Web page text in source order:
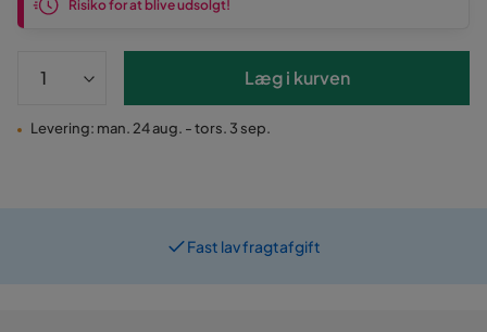
Risiko for at blive udsolgt!
Læg i kurven
Levering: man. 24 aug. - tors. 3 sep.
Fast lav fragtafgift